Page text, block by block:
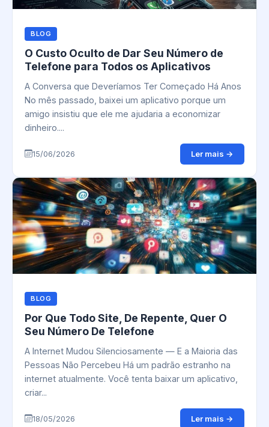
BLOG
O Custo Oculto de Dar Seu Número de
Telefone para Todos os Aplicativos
A Conversa que Deveríamos Ter Começado Há Anos
No mês passado, baixei um aplicativo porque um
amigo insistiu que ele me ajudaria a economizar
dinheiro....
15/06/2026 Ler mais →
BLOG
Por Que Todo Site, De Repente, Quer O
Seu Número De Telefone
A Internet Mudou Silenciosamente — E a Maioria das
Pessoas Não Percebeu Há um padrão estranho na
internet atualmente. Você tenta baixar um aplicativo,
criar...
18/05/2026 Ler mais →